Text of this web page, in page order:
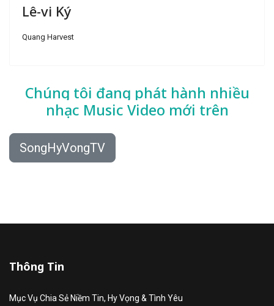
Lê-vi Ký
Quang Harvest
Chúng tôi đang phát hành nhiều
nhạc Music Video mới trên
SongHyVongTV
Thông Tin
Mục Vụ Chia Sẻ Niềm Tin, Hy Vọng & Tình Yêu